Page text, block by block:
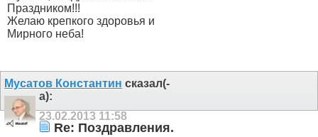
Праздником!!!
Желаю крепкого здоровья и
Мирного неба!
Мусатов Константин сказал(-
а):
23.02.2013 11:58
Re: Поздравления.